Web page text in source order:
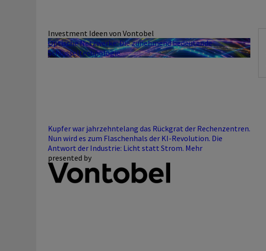
Investment Ideen von Vontobel
Optische Netzwerke: Die zunehmend bedeutende
Schlüsseltechnologie
Kupfer war jahrzehntelang das Rückgrat der Rechenzentren.
Nun wird es zum Flaschenhals der KI-Revolution. Die
Antwort der Industrie: Licht statt Strom. Mehr
presented by